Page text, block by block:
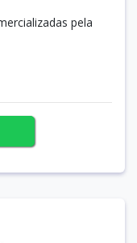
pela